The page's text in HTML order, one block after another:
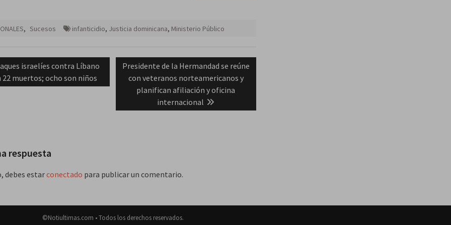
, Sucesos infanticidio, Justicia dominicana, Ministerio Público
israelíes contra Líbano
22 muertos; ocho son niños
Next
post:
Presidente de la Hermandad se reúne
con veteranos norteamericanos y
planifican afiliación y oficina
internacional
respuesta
debes estarconectado para publicar un comentario.
©Notiultimas.com • Todos los derechos reservados.